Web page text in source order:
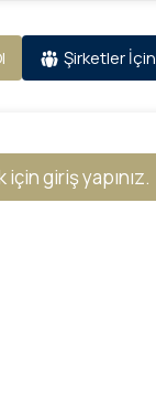
Şirketler İçin
için giriş yapınız.